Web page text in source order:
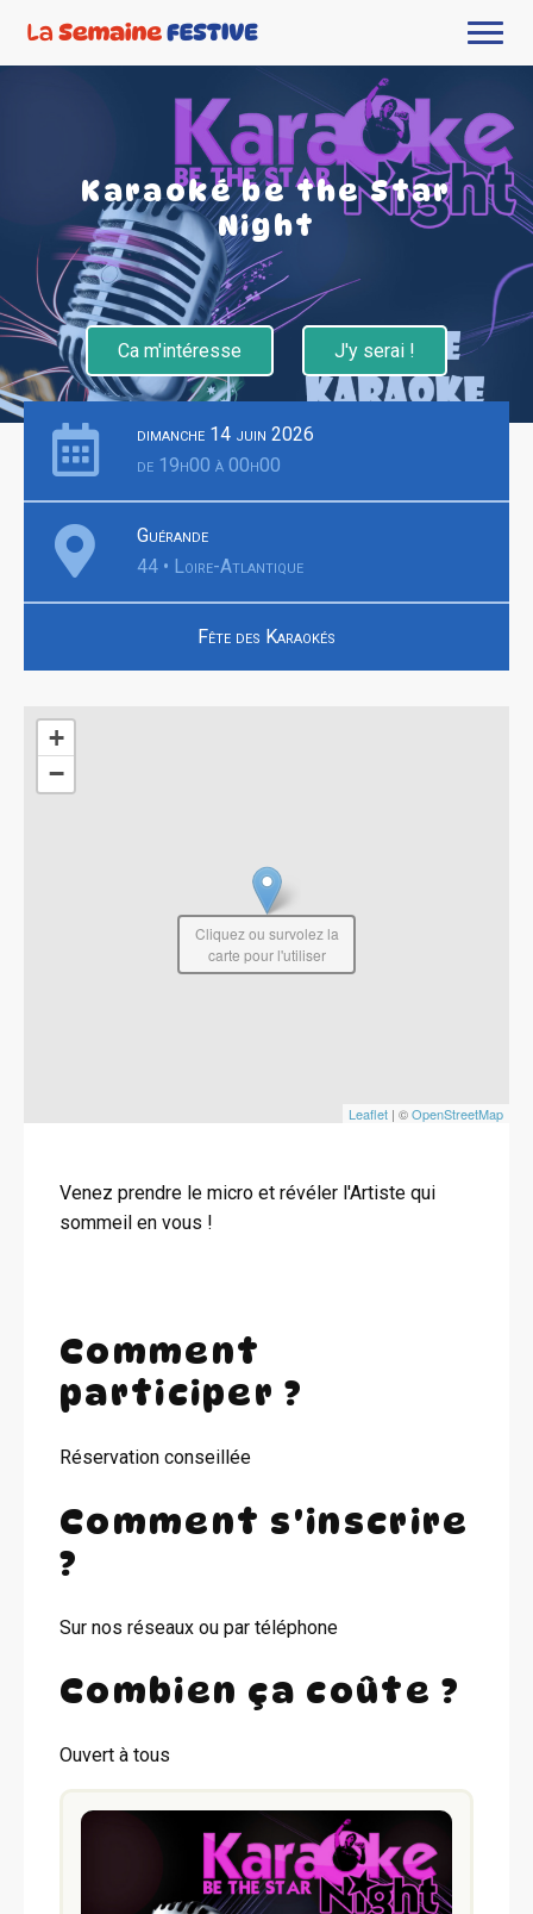
Karaoké be the Star
Night
Ca m'intéresse J'y serai !
dimanche 14 juin 2026
de 19h00 à 00h00
Guérande
44 • Loire-Atlantique
Fête des Karaokés
+
−
Leaflet | ©OpenStreetMap
Cliquez ou survolez la
carte pour l'utiliser
Venez prendre le micro et révéler l'Artiste qui
sommeil en vous !
Comment
participer ?
Réservation conseillée
Comment s'inscrire
?
Sur nos réseaux ou par téléphone
Combien ça coûte ?
Ouvert à tous